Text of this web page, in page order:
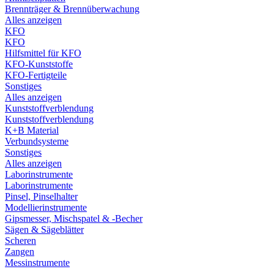
Brennträger & Brennüberwachung
Alles anzeigen
KFO
KFO
Hilfsmittel für KFO
KFO-Kunststoffe
KFO-Fertigteile
Sonstiges
Alles anzeigen
Kunststoffverblendung
Kunststoffverblendung
K+B Material
Verbundsysteme
Sonstiges
Alles anzeigen
Laborinstrumente
Laborinstrumente
Pinsel, Pinselhalter
Modellierinstrumente
Gipsmesser, Mischspatel & -Becher
Sägen & Sägeblätter
Scheren
Zangen
Messinstrumente